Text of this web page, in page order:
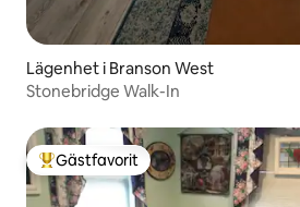
Lägenhet i Branson West
Stonebridge Walk-In
Populär gästfavorit
Gästfavorit